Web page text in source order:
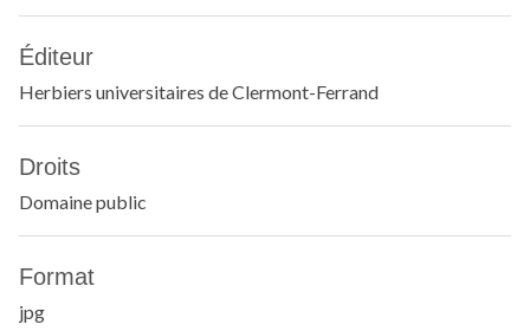
Éditeur
Herbiers universitaires de Clermont-Ferrand
Droits
Domaine public
Format
jpg